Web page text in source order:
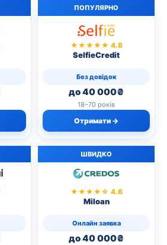
ПОПУЛЯРНО
★★★★★ 4.8
SelfieCredit
Без довідок
до 40 000₴
18–70 років
Отримати →
ШВИДКО
★★★★☆ 4.6
Miloan
Онлайн заявка
до 40 000₴